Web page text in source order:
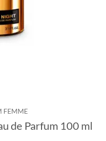
FEMME
de Parfum 100 ml